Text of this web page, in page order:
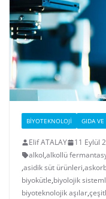
BIYOTEKNOLOJI GIDA VE
Elif ATALAY 11 Eylül
alkol,alkollü
,asidik süt ürünleri,
biyokütle,biyolojik
biyoteknolojik aşılar,